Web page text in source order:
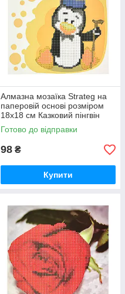
Алмазна мозаїка Strateg на
паперовій основі розміром
18х18 см Казковий пінгвін
(JUB14407)
Готово до відправки
98 ₴
Купити